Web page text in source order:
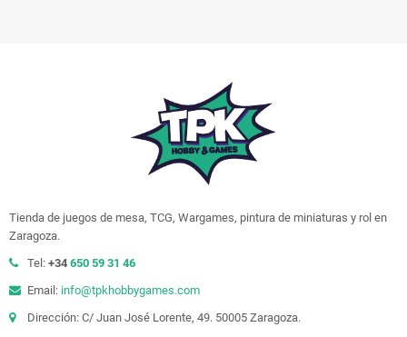
Tienda de juegos de mesa, TCG, Wargames, pintura de miniaturas y rol en
Zaragoza.
Tel: +34 650 59 31 46
Email: info@tpkhobbygames.com
Dirección: C/ Juan José Lorente, 49. 50005 Zaragoza.